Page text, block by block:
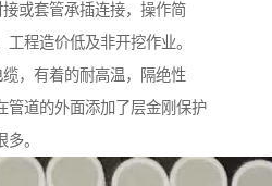
或套管承插连接，操作简
程造价低及非开挖作业。
，有着的耐高温，隔绝性
管道的外面添加了层金刚保护
。